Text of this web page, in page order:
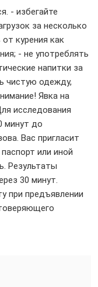
- избегайте
за несколько
курения как
- не употреблять
напитки за
чистую одежду,
Явка на
исследования
минут до
Вас пригласит
или иной
Результаты
30 минут.
при предъявлении